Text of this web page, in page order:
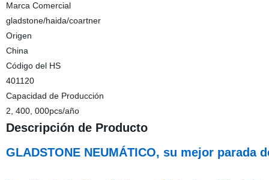
Marca Comercial
gladstone/haida/coartner
Origen
China
Código del HS
401120
Capacidad de Producción
2, 400, 000pcs/año
Descripción de Producto
GLADSTONE NEUMÁTICO, su mejor parada